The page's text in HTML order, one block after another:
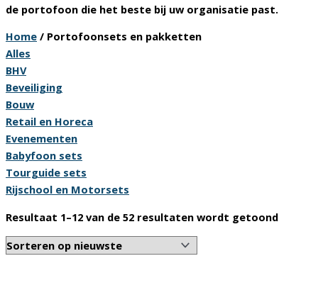
de portofoon die het beste bij uw organisatie past.
Home / Portofoonsets en pakketten
Alles
BHV
Beveiliging
Bouw
Retail en Horeca
Evenementen
Babyfoon sets
Tourguide sets
Rijschool en Motorsets
Resultaat 1–12 van de 52 resultaten wordt getoond